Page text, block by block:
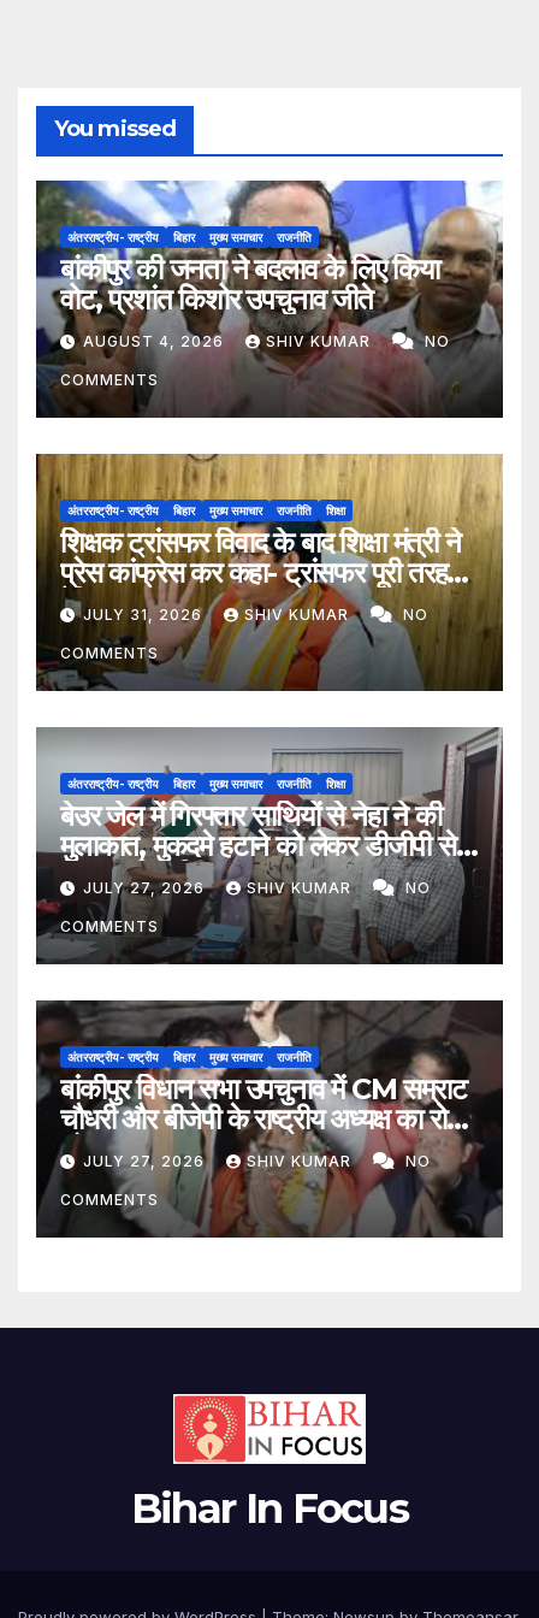
You missed
अंतरराष्ट्रीय- राष्ट्रीय बिहार मुख्य समाचार राजनीति
बांकीपुर की जनता ने बदलाव के लिए किया
वोट, प्रशांत किशोर उपचुनाव जीते
AUGUST 4, 2026 SHIV KUMAR NO
COMMENTS
अंतरराष्ट्रीय- राष्ट्रीय बिहार मुख्य समाचार राजनीति शिक्षा
शिक्षक ट्रांसफर विवाद के बाद शिक्षा मंत्री ने
प्रेस कांफ्रेस कर कहा- ट्रांसफर पूरी तरह
ऐच्छिक
JULY 31, 2026 SHIV KUMAR NO
COMMENTS
अंतरराष्ट्रीय- राष्ट्रीय बिहार मुख्य समाचार राजनीति शिक्षा
बेउर जेल में गिरफ्तार साथियों से नेहा ने की
मुलाकात, मुकदमे हटाने को लेकर डीजीपी से
मिला प्रतिनिधिमंडल
JULY 27, 2026 SHIV KUMAR NO
COMMENTS
अंतरराष्ट्रीय- राष्ट्रीय बिहार मुख्य समाचार राजनीति
बांकीपुर विधान सभा उपचुनाव में CM सम्राट
चौधरी और बीजेपी के राष्ट्रीय अध्यक्ष का रोड
शोJULY 27, 2026 SHIV KUMAR NO
COMMENTS
Bihar In Focus